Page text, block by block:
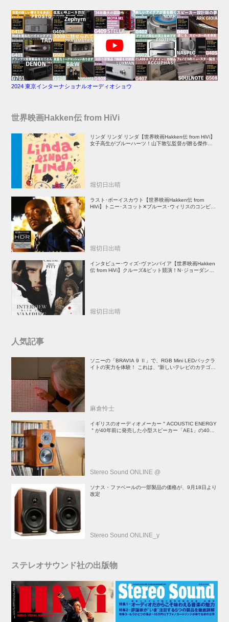
2024 東京インターナショナルオーディオショウ
世界映画Hakken伝 from HiVi
リンダ リンダ リンダ【世界映画Hakken伝 from HiVi】
女子高生がブルーハーツ！山下敦弘監督が贈る傑作青春
堀切日出晴
ラスト･ボーイスカウト【世界映画Hakken伝 from
HiVi】トニー･スコット✕ブルース･ウィリスのコンビが
堀切日出晴
インタビュー･ウィズ･ヴァンパイア【世界映画Hakken
伝 from HiVi】クルーズ&ピット競演！N･ジョーダン監
堀切日出晴
人気記事
ソニーの「BRAVIA 9 Ⅱ」で、RGB Mini LEDバックラ
イトの実力を体験！ これは、“新しいテレビのカテゴリ
麻倉怜士
イギリスのオーディオメーカー＂ACOUSTIC ENERGY
＂が40年前に発売した小型スピーカー「AE1」の40周
Stereo Sound ONLINE @
ソナス・ファベールの一部製品の価格が、9月18日より
改定
Stereo Sound ONLINE_y
ステレオサウンド社の出版物